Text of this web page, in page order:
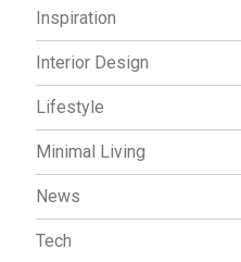
Inspiration
Interior Design
Lifestyle
Minimal Living
News
Tech